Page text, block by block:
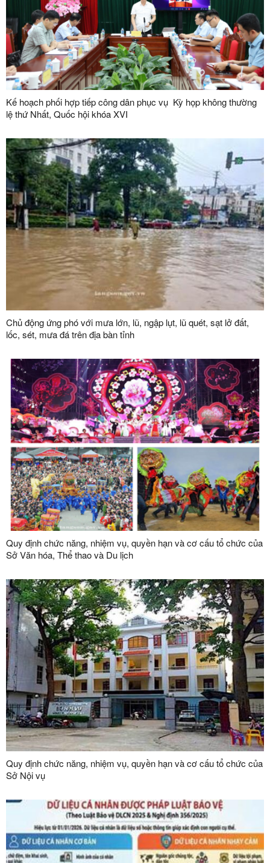
Kế hoạch phối hợp tiếp công dân phục vụ Kỳ họp không thường
lệ thứ Nhất, Quốc hội khóa XVI
Chủ động ứng phó với mưa lớn, lũ, ngập lụt, lũ quét, sạt lở đất,
lốc, sét, mưa đá trên địa bàn tỉnh
Quy định chức năng, nhiệm vụ, quyền hạn và cơ cấu tổ chức của
Sở Văn hóa, Thể thao và Du lịch
Quy định chức năng, nhiệm vụ, quyền hạn và cơ cấu tổ chức của
Sở Nội vụ